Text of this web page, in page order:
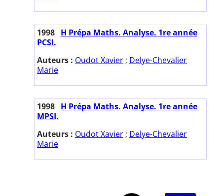
1998 H Prépa Maths. Analyse. 1re année
PCSI.
Auteurs : Oudot Xavier ; Delye-Chevalier
Marie
1998 H Prépa Maths. Analyse. 1re année
MPSI.
Auteurs : Oudot Xavier ; Delye-Chevalier
Marie